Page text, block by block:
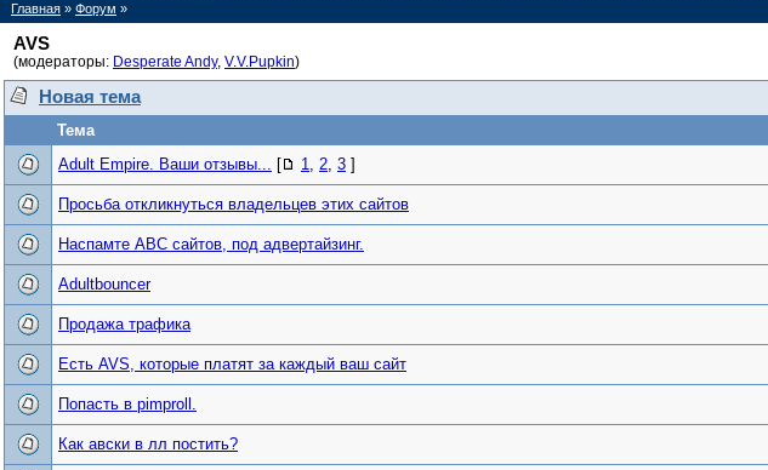
Главная » Форум »
AVS
(модераторы: Desperate Andy, V.V.Pupkin)
Новая тема
Тема
Adult Empire. Ваши отзывы... [ 1, 2, 3 ]
Просьба откликнуться владельцев этих сайтов
Наспамте АВС сайтов, под адвертайзинг.
Adultbouncer
Продажа трафика
Есть AVS, которые платят за каждый ваш сайт
Попасть в pimproll.
Как авски в лл постить?